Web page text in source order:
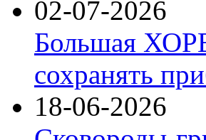
02-07-2026
Большая
сохранять
18-06-2026